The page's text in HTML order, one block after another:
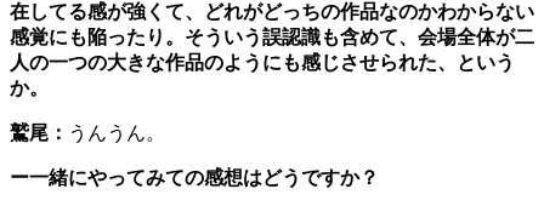
在してる感が強くて、どれがどっちの作品なのかわからない
感覚にも陥ったり。そういう誤認識も含めて、会場全体が二
人の一つの大きな作品のようにも感じさせられた、という
か。
鷲尾： うんうん。
ー一緒にやってみての感想はどうですか？